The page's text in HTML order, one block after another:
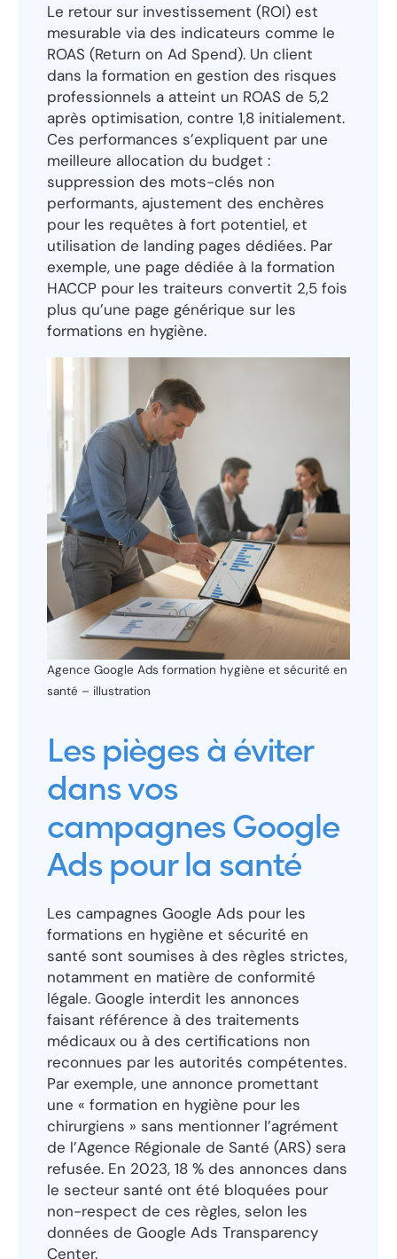
Le retour sur investissement (ROI) est
mesurable via des indicateurs comme le
ROAS (Return on Ad Spend). Un client
dans la formation en gestion des risques
professionnels a atteint un ROAS de 5,2
après optimisation, contre 1,8 initialement.
Ces performances s’expliquent par une
meilleure allocation du budget :
suppression des mots-clés non
performants, ajustement des enchères
pour les requêtes à fort potentiel, et
utilisation de landing pages dédiées. Par
exemple, une page dédiée à la formation
HACCP pour les traiteurs convertit 2,5 fois
plus qu’une page générique sur les
formations en hygiène.
Agence Google Ads formation hygiène et sécurité en
santé – illustration
Les pièges à éviter
dans vos
campagnes Google
Ads pour la santé
Les campagnes Google Ads pour les
formations en hygiène et sécurité en
santé sont soumises à des règles strictes,
notamment en matière de conformité
légale. Google interdit les annonces
faisant référence à des traitements
médicaux ou à des certifications non
reconnues par les autorités compétentes.
Par exemple, une annonce promettant
une « formation en hygiène pour les
chirurgiens » sans mentionner l’agrément
de l’Agence Régionale de Santé (ARS) sera
refusée. En 2023, 18 % des annonces dans
le secteur santé ont été bloquées pour
non-respect de ces règles, selon les
données de Google Ads Transparency
Center.